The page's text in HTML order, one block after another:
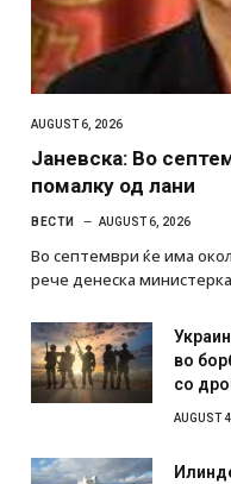
AUGUST 6, 2026
Јаневска: Во
помалку од лани
ВЕСТИ AUGUST 6, 2026
Во септември ќе има
рече денеска
во
со
AUGUST